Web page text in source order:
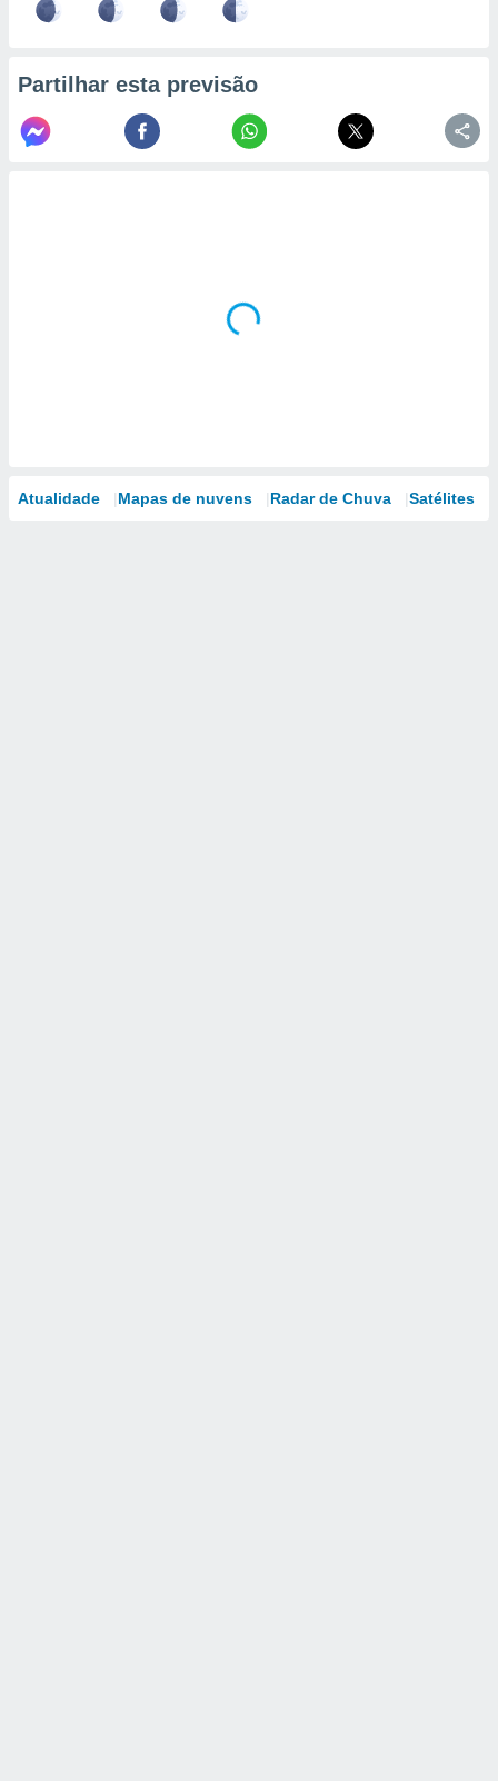
Partilhar esta previsão
Atualidade Mapas de nuvens Radar de Chuva Satélites